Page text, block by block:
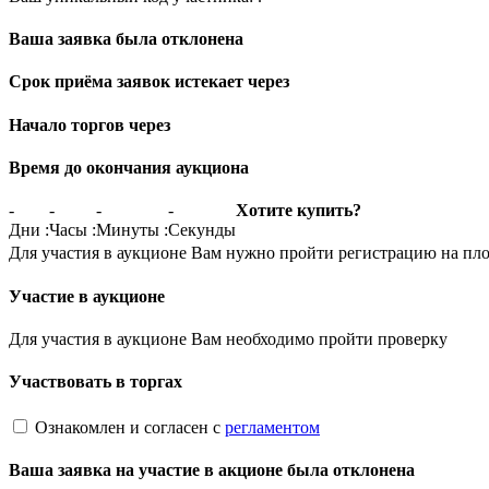
Ваша заявка была отклонена
Срок приёма заявок истекает через
Начало торгов через
Время до окончания аукциона
-
Дни :
-
Часы :
-
Минуты :
-
Секунды
Хотите купить?
Для участия в аукционе Вам нужно пройти регистрацию на
Участие в аукционе
Для участия в аукционе Вам необходимо пройти проверку
Участвовать в торгах
Ознакомлен и согласен с регламентом
Ваша заявка на участие в акционе была отклонена